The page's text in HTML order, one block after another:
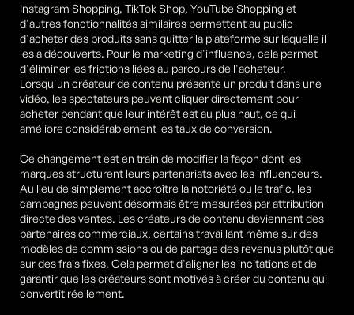
Instagram Shopping, TikTok Shop, YouTube Shopping et
d'autres fonctionnalités similaires permettent au public
d'acheter des produits sans quitter la plateforme sur laquelle il
les a découverts. Pour le marketing d'influence, cela permet
d'éliminer les frictions liées au parcours de l'acheteur.
Lorsqu'un créateur de contenu présente un produit dans une
vidéo, les spectateurs peuvent cliquer directement pour
acheter pendant que leur intérêt est au plus haut, ce qui
améliore considérablement les taux de conversion.
Ce changement est en train de modifier la façon dont les
marques structurent leurs partenariats avec les influenceurs.
Au lieu de simplement accroître la notoriété ou le trafic, les
campagnes peuvent désormais être mesurées par attribution
directe des ventes. Les créateurs de contenu deviennent des
partenaires commerciaux, certains travaillant même sur des
modèles de commissions ou de partage des revenus plutôt que
sur des frais fixes. Cela permet d'aligner les incitations et de
garantir que les créateurs sont motivés à créer du contenu qui
convertit réellement.